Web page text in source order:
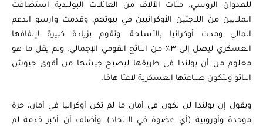
للعدوان الروسي. مئات الآلاف من العائلات البولندية استضافت
الملايين من اللاجئين الأوكرانيين في بيوتهم، وقدمت وارسو الدعم
المالي ومدت أوكرانيا بالأسلحة. وتقوم بزيادة كبيرة لإنفاقها
العسكري ليصل إلى ٣٪ من الناتج القومي الإجمالي. ولم يقل ما هو
معلوم من أن بولندا في طريقها ليصبح جيشها من أقوى جيوش
الناتو ولتكون صناعتها العسكرية لاعبًا هامًا.
ويقول إن بولندا لن تكون في أمان ما لم تكن أوكرانيا في أمان، حرة
موحدة وأوروبية (أي عضوة في الاتحاد)، وأضاف أن أكبر خدمة لم